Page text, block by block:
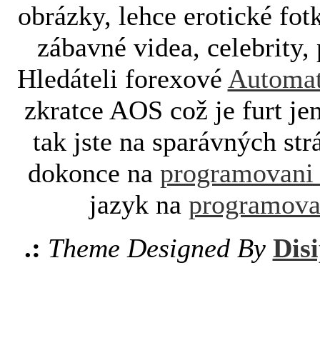
obrázky, lehce erotické
zábavné videa,
Hledáteli forexové
zkratce AOS což je furt
tak jste na sparávných
dokonce na programovani
jazyk na
.: Theme Designed By